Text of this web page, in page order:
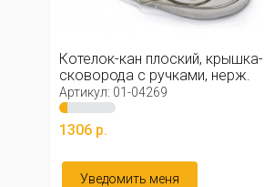
Котелок-кан плоский, крышка-
сковорода с ручками, нерж.
1.3л
Артикул: 01-04269
1306 р.
Уведомить меня